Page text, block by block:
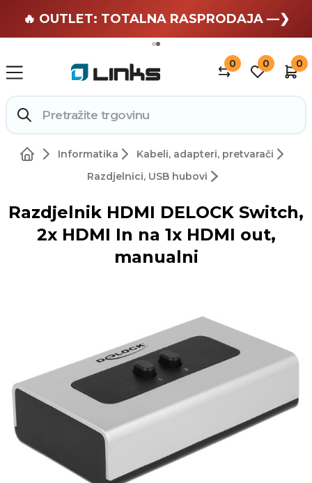
🏄 Zaslužuješ odmor —❯
🔥 OUTLET: TOTALNA RASPRODAJA —❯
0 0 0
Informatika
Kabeli, adapteri, pretvarači
Razdjelnici, USB hubovi
Razdjelnik HDMI DELOCK Switch,
2x HDMI In na 1x HDMI out,
manualni